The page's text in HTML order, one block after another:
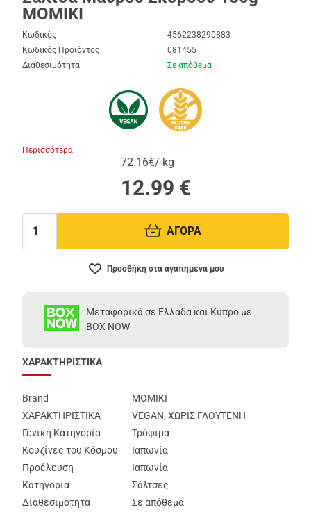
MOMIKI
Κωδικός
4562238290883
Κωδικός Προϊόντος
081455
Διαθεσιμότητα
Σε απόθεμα
Περισσότερα
72.16€/ kg
12.99 €
Ποσότητα: ΑΓΟΡΑ
Προσθήκη στα αγαπημένα μου
Μεταφορικά σε Ελλάδα και Κύπρο με
BOX NOW
ΧΑΡΑΚΤΗΡΙΣΤΙΚΑ
Brand
MOMIKI
ΧΑΡΑΚΤΗΡΙΣΤΙΚΑ
VEGAN, ΧΩΡΙΣ ΓΛΟΥΤΕΝΗ
Γενική Κατηγορία
Τρόφιμα
Κουζίνες του Κόσμου
Ιαπωνία
Προέλευση
Ιαπωνία
Κατηγορία
Σάλτσες
Διαθεσιμότητα
Σε απόθεμα